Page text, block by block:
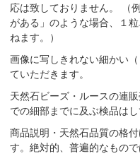
応は致しておりません。 （
がある」のような場合、１
ねます。）
画像に写しきれない細かい
ていただきます。
天然石ビーズ・ルースの連
での細部までに及ぶ検品はし
商品説明・天然石品質の格
す。絶対的、普遍的なもの